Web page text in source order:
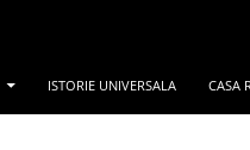
ISTORIE UNIVERSALA CASA